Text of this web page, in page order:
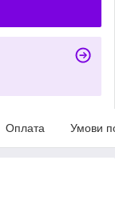
Оплата Умови